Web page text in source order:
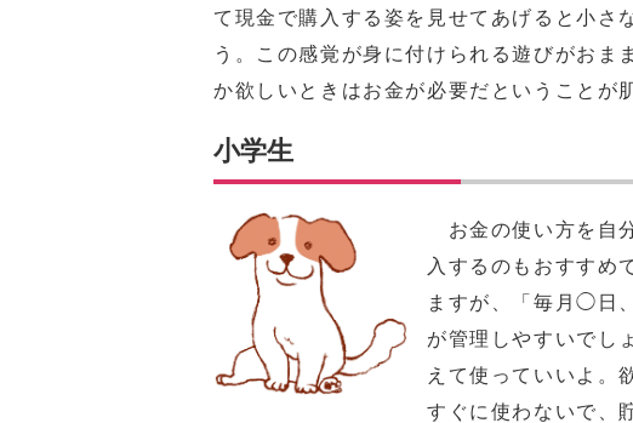
て現金で購入する姿を見せてあげると小さ
う。この感覚が身に付けられる遊びがおま
か欲しいときはお金が必要だということが
小学生
お金の使い方を自
入するのもおすすめ
ますが、「毎月◯日
が管理しやすいでし
えて使っていいよ。
すぐに使わないで、